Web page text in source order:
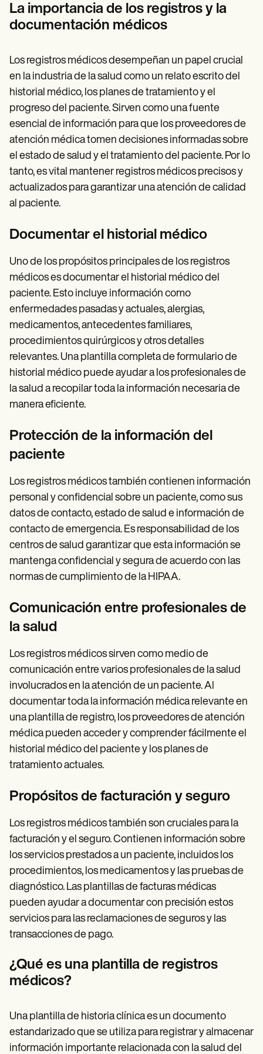
Help Center
Demos
Switch to Carepatron
Become a Partner
Why Carepatron?
Login
Get started
La importancia de los registros y la
documentación médicos
Los registros médicos desempeñan un papel crucial
en la industria de la salud como un relato escrito del
historial médico, los planes de tratamiento y el
progreso del paciente. Sirven como una fuente
esencial de información para que los proveedores de
atención médica tomen decisiones informadas sobre
el estado de salud y el tratamiento del paciente. Por lo
tanto, es vital mantener registros médicos precisos y
actualizados para garantizar una atención de calidad
al paciente.
Documentar el historial médico
Uno de los propósitos principales de los registros
médicos es documentar el historial médico del
paciente. Esto incluye información como
enfermedades pasadas y actuales, alergias,
medicamentos, antecedentes familiares,
procedimientos quirúrgicos y otros detalles
relevantes. Una plantilla completa de formulario de
historial médico puede ayudar a los profesionales de
la salud a recopilar toda la información necesaria de
manera eficiente.
Protección de la información del
paciente
Los registros médicos también contienen información
personal y confidencial sobre un paciente, como sus
datos de contacto, estado de salud e información de
contacto de emergencia. Es responsabilidad de los
centros de salud garantizar que esta información se
mantenga confidencial y segura de acuerdo con las
normas de cumplimiento de la HIPAA.
Comunicación entre profesionales de
la salud
Los registros médicos sirven como medio de
comunicación entre varios profesionales de la salud
involucrados en la atención de un paciente. Al
documentar toda la información médica relevante en
una plantilla de registro, los proveedores de atención
médica pueden acceder y comprender fácilmente el
historial médico del paciente y los planes de
tratamiento actuales.
Propósitos de facturación y seguro
Los registros médicos también son cruciales para la
facturación y el seguro. Contienen información sobre
los servicios prestados a un paciente, incluidos los
procedimientos, los medicamentos y las pruebas de
diagnóstico. Las plantillas de facturas médicas
pueden ayudar a documentar con precisión estos
servicios para las reclamaciones de seguros y las
transacciones de pago.
¿Qué es una plantilla de registros
médicos?
Una plantilla de historia clínica es un documento
estandarizado que se utiliza para registrar y almacenar
información importante relacionada con la salud del